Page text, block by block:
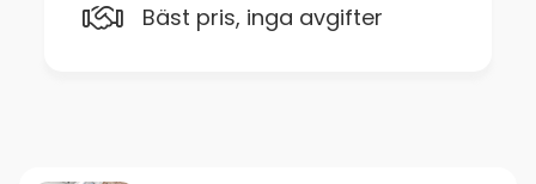
Bäst pris, inga avgifter